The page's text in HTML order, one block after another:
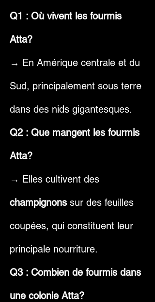
Q1 : Où vivent les fourmis
Atta?
→ En Amérique centrale et du
Sud, principalement sous terre
dans des nids gigantesques.
Q2 : Que mangent les fourmis
Atta?
→ Elles cultivent des
champignons sur des feuilles
coupées, qui constituent leur
principale nourriture.
Q3 : Combien de fourmis dans
une colonie Atta?